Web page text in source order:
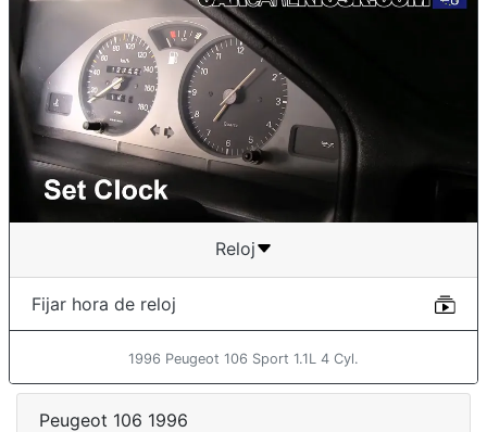
Reloj
Fijar hora de reloj
1996 Peugeot 106 Sport 1.1L 4 Cyl.
Peugeot 106 1996